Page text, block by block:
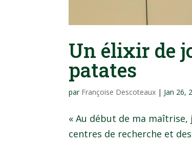
Un élixir de
patates
par Françoise Descoteaux | Jan 26,
« Au début de ma
centres de recherche et